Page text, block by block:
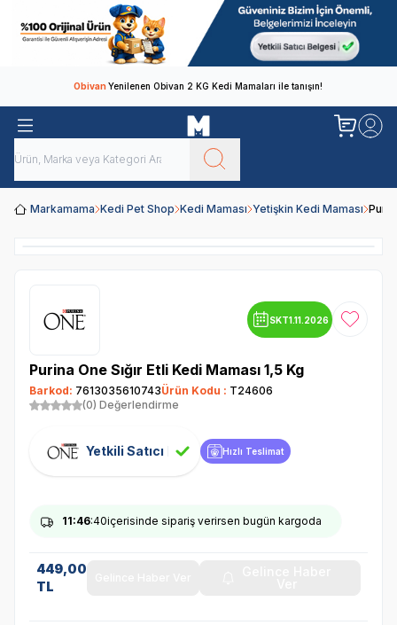
ObivanYenilenen Obivan 2 KG Kedi Mamaları ile tanışın!
Markamama Kedi Pet Shop Kedi Maması Yetişkin Kedi Maması
SKT1.11.2026 Favoriye
Purina One Sığır Etli Kedi Maması 1,5 Kg
Barkod: 7613035610743Ürün Kodu : T24606
(0) Değerlendirme
Yetkili Satıcı Hızlı Teslimat
11:46:40içerisinde sipariş verirsen bugün kargoda
449,00
TL